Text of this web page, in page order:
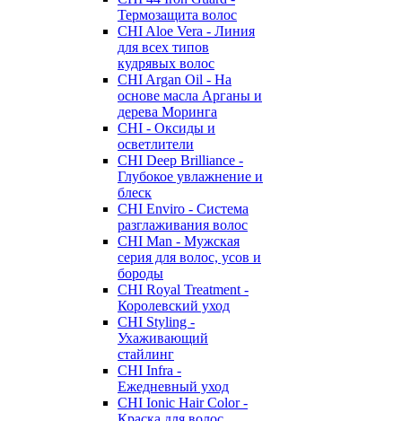
Термозащита волос
CHI Aloe Vera - Линия
для всех типов
кудрявых волос
CHI Argan Oil - На
основе масла Арганы и
дерева Моринга
CHI - Оксиды и
осветлители
CHI Deep Brilliance -
Глубокое увлажнение и
блеск
CHI Enviro - Система
разглаживания волос
CHI Man - Мужская
серия для волос, усов и
бороды
CHI Royal Treatment -
Королевский уход
CHI Styling -
Ухаживающий
стайлинг
CHI Infra -
Ежедневный уход
CHI Ionic Hair Color -